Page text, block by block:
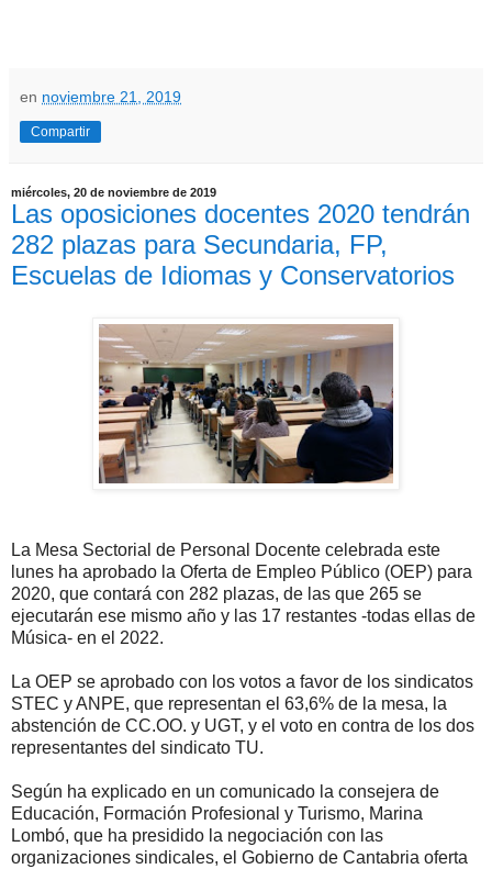
en noviembre 21, 2019
Compartir
miércoles, 20 de noviembre de 2019
Las oposiciones docentes 2020 tendrán
282 plazas para Secundaria, FP,
Escuelas de Idiomas y Conservatorios
La Mesa Sectorial de Personal Docente celebrada este
lunes ha aprobado la Oferta de Empleo Público (OEP) para
2020, que contará con 282 plazas, de las que 265 se
ejecutarán ese mismo año y las 17 restantes -todas ellas de
Música- en el 2022.
La OEP se aprobado con los votos a favor de los sindicatos
STEC y ANPE, que representan el 63,6% de la mesa, la
abstención de CC.OO. y UGT, y el voto en contra de los dos
representantes del sindicato TU.
Según ha explicado en un comunicado la consejera de
Educación, Formación Profesional y Turismo, Marina
Lombó, que ha presidido la negociación con las
organizaciones sindicales, el Gobierno de Cantabria oferta